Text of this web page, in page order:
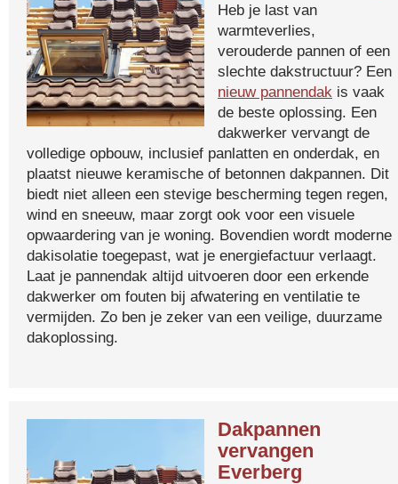
Heb je last van
warmteverlies,
verouderde pannen of een
slechte dakstructuur? Een
nieuw pannendak is vaak
de beste oplossing. Een
dakwerker vervangt de
volledige opbouw, inclusief panlatten en onderdak, en
plaatst nieuwe keramische of betonnen dakpannen. Dit
biedt niet alleen een stevige bescherming tegen regen,
wind en sneeuw, maar zorgt ook voor een visuele
opwaardering van je woning. Bovendien wordt moderne
dakisolatie toegepast, wat je energiefactuur verlaagt.
Laat je pannendak altijd uitvoeren door een erkende
dakwerker om fouten bij afwatering en ventilatie te
vermijden. Zo ben je zeker van een veilige, duurzame
dakoplossing.
Dakpannen
vervangen
Everberg